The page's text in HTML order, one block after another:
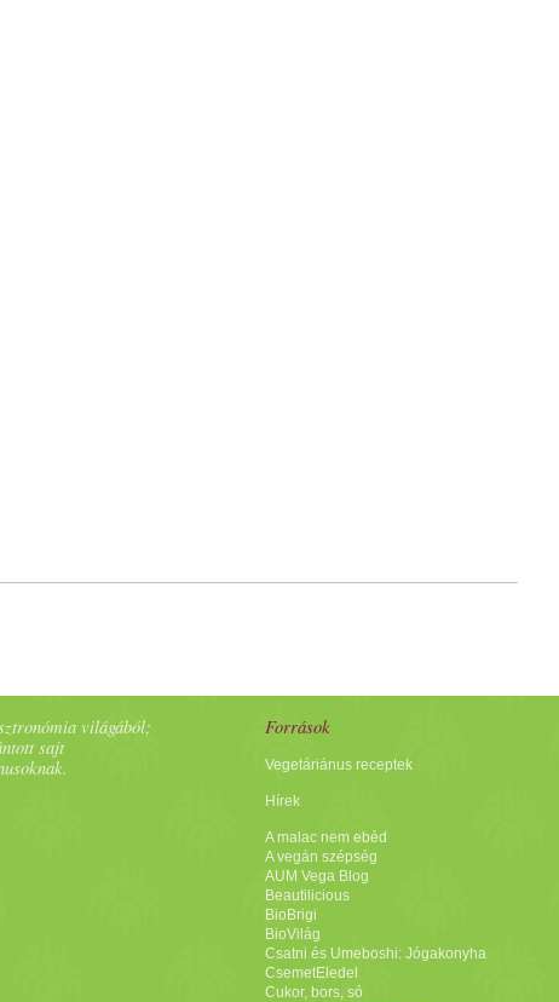
világából;
sajt
Források
Vegetáriánus receptek
Hírek
A malac nem ebéd
A vegán szépség
AUM Vega Blog
Beautilicious
BioBrigi
BioVilág
Csatni és Umeboshi: Jógakonyha
CsemetEledel
Cukor, bors, só